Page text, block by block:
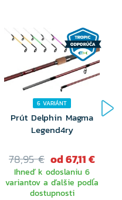
6 VARIÁNT
Prút Delphin Magma
Legend4ry
78,95 € od 67,11 €
Ihneď k odoslaniu 6
variantov a ďalšie podľa
dostupnosti